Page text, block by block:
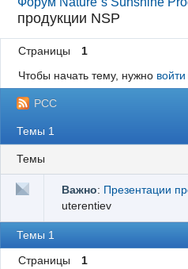
Блог
Наборы NSP
Пользователи
Поиск
Регистрация
Вход
продукции NSP
Страницы
1
Чтобы начать тему, нужно войти
РСС
Темы 1
Темы
Важно: Презентации
uterentiev
Темы 1
Страницы
1